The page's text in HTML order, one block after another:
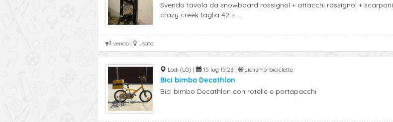
Svendo tavola da snowboard rossignol + attacchi rossignol + scarponi
crazy creek taglia 42 + ...
vendo | usato
Lodi (LO) | 15 lug 15:23 | ciclismo-biciclette
Bici bimbo Decathlon
Bici bimbo Decathlon con rotelle e portapacchi